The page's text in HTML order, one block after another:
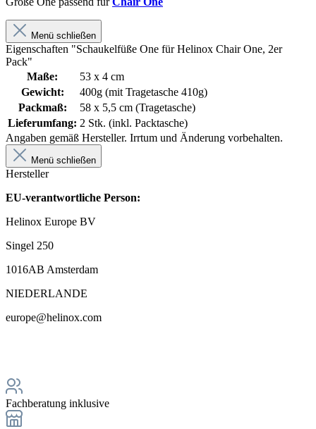
Menü schließen
Eigenschaften "Schaukelfüße One für Helinox Chair One, 2er
Pack"
Maße:
53 x 4 cm
Gewicht:
400g (mit Tragetasche 410g)
Packmaß:
58 x 5,5 cm (Tragetasche)
Lieferumfang: 2 Stk. (inkl. Packtasche)
Angaben gemäß Hersteller. Irrtum und Änderung vorbehalten.
Menü schließen
Hersteller
EU-verantwortliche Person:
Helinox Europe BV
Singel 250
1016AB Amsterdam
NIEDERLANDE
europe@helinox.com
Fachberatung inklusive